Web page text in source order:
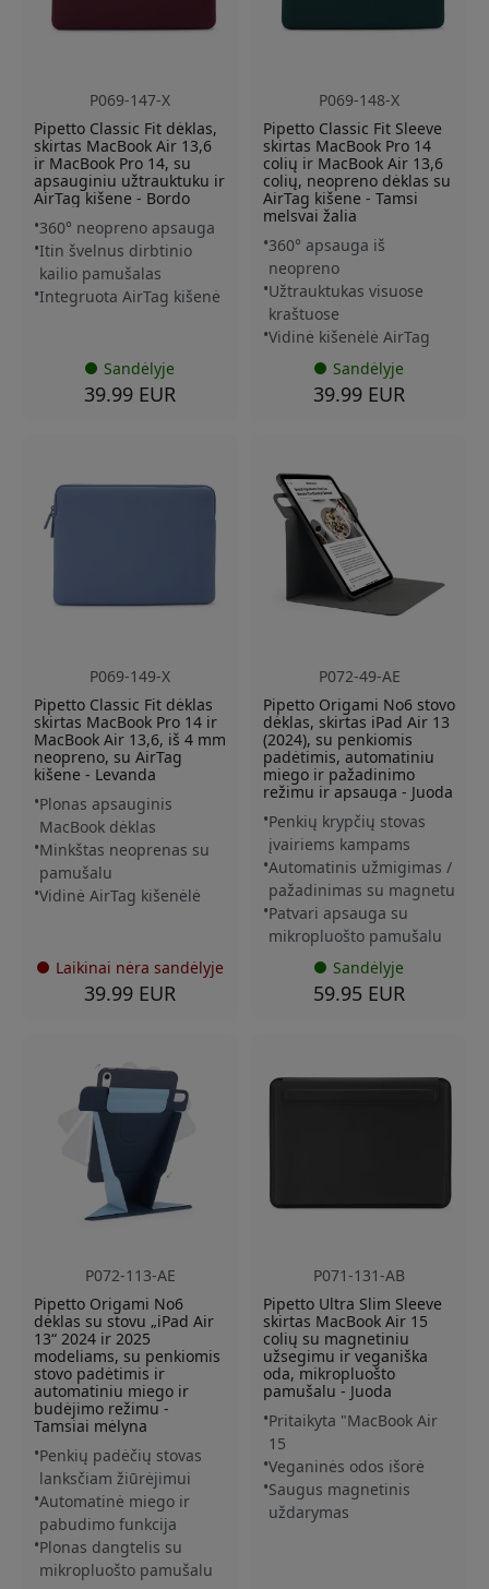
P069-147-X
Pipetto Classic Fit dėklas,
skirtas MacBook Air 13,6
ir MacBook Pro 14, su
apsauginiu užtrauktuku ir
AirTag kišene - Bordo
360° neopreno apsauga
Itin švelnus dirbtinio
kailio pamušalas
Integruota AirTag kišenė
Sandėlyje
39.99 EUR
P069-148-X
Pipetto Classic Fit Sleeve
skirtas MacBook Pro 14
colių ir MacBook Air 13,6
colių, neopreno dėklas su
AirTag kišene - Tamsi
melsvai žalia
360° apsauga iš
neopreno
Užtrauktukas visuose
kraštuose
Vidinė kišenėlė AirTag
Sandėlyje
39.99 EUR
P069-149-X
Pipetto Classic Fit dėklas
skirtas MacBook Pro 14 ir
MacBook Air 13,6, iš 4 mm
neopreno, su AirTag
kišene - Levanda
Plonas apsauginis
MacBook dėklas
Minkštas neoprenas su
pamušalu
Vidinė AirTag kišenėlė
Laikinai nėra sandėlyje
39.99 EUR
P072-49-AE
Pipetto Origami No6 stovo
dėklas, skirtas iPad Air 13
(2024), su penkiomis
padėtimis, automatiniu
miego ir pažadinimo
režimu ir apsauga - Juoda
Penkių krypčių stovas
įvairiems kampams
Automatinis užmigimas /
pažadinimas su magnetu
Patvari apsauga su
mikropluošto pamušalu
Sandėlyje
59.95 EUR
P072-113-AE
Pipetto Origami No6
dėklas su stovu „iPad Air
13“ 2024 ir 2025
modeliams, su penkiomis
stovo padėtimis ir
automatiniu miego ir
budėjimo režimu -
Tamsiai mėlyna
Penkių padėčių stovas
lanksčiam žiūrėjimui
Automatinė miego ir
pabudimo funkcija
Plonas dangtelis su
mikropluošto pamušalu
P071-131-AB
Pipetto Ultra Slim Sleeve
skirtas MacBook Air 15
colių su magnetiniu
užsegimu ir veganiška
oda, mikropluošto
pamušalu - Juoda
Pritaikyta "MacBook Air
15
Veganinės odos išorė
Saugus magnetinis
uždarymas